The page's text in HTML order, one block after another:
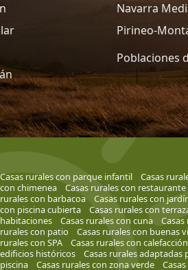
Navarra
Pirineo-
Poblaciones
Casas rurales con parque infantil Casas
con chimenea
Casas rurales con restaurante
rurales con barbacoa
Casas rurales con
con piscina cubierta
Casas rurales con
habitaciones
Casas rurales con cuna
rurales con patio
Casas rurales con buenas
rurales con SPA
Casas rurales con calefacción
edificios históricos
Casas rurales adaptadas
piscina
Casas rurales con zona verde